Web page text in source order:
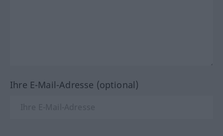
Ihre E-Mail-Adresse (optional)